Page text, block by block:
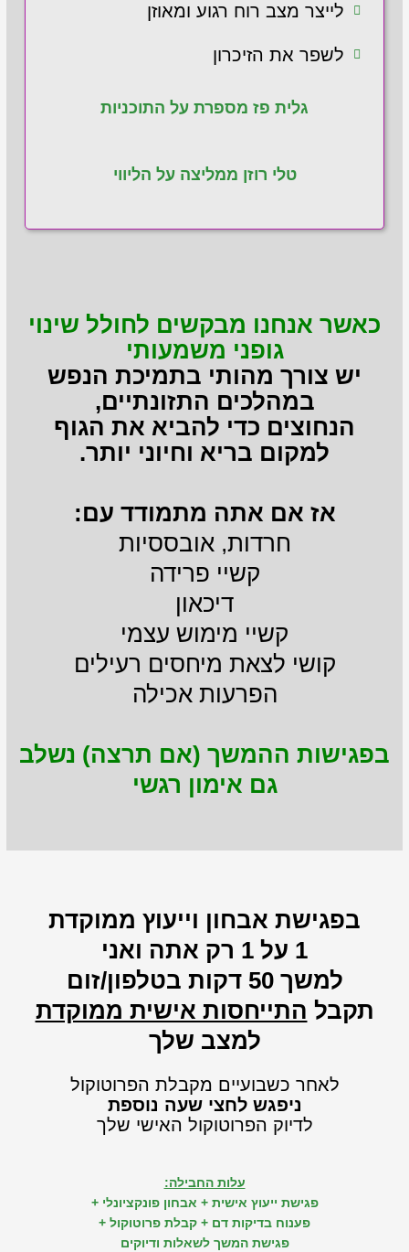
לייצר מצב רוח רגוע ומאוזן
לשפר את הזיכרון
גלית פז מספרת על התוכניות
טלי רוזן ממליצה על הליווי
כאשר אנחנו מבקשים לחולל שינוי
גופני משמעותי
יש צורך מהותי בתמיכת הנפש
במהלכים התזונתיים,
הנחוצים כדי להביא את הגוף
למקום בריא וחיוני יותר.
אז אם אתה מתמודד עם:
חרדות, אובססיות
קשיי פרידה
דיכאון
קשיי מימוש עצמי
קושי לצאת מיחסים רעילים
הפרעות אכילה
בפגישות ההמשך (אם תרצה) נשלב
גם אימון רגשי
בפגישת אבחון וייעוץ ממוקדת
1 על 1 רק אתה ואני
למשך 50 דקות בטלפון/זום
תקבל התייחסות אישית ממוקדת
למצב שלך
לאחר כשבועיים מקבלת הפרוטוקול
ניפגש לחצי שעה נוספת
לדיוק הפרוטוקול האישי שלך
עלות החבילה:
פגישת ייעוץ אישית + אבחון פונקציונלי +
פענוח בדיקות דם + קבלת פרוטוקול +
פגישת המשך לשאלות ודיוקים